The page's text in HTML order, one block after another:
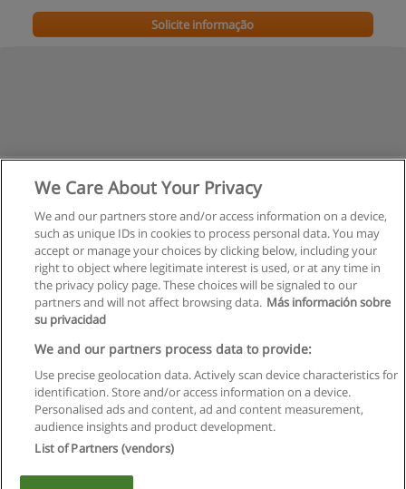
Solicite informação
Regras de uso
Privacidade de dados
Entrar em contato com Educaedu
Copyright © Educaedu Business S.L. - CIF : B-95610580: -
We Care About Your Privacy
We and our partners store and/or access information on a device,
such as unique IDs in cookies to process personal data. You may
accept or manage your choices by clicking below, including your
right to object where legitimate interest is used, or at any time in
the privacy policy page. These choices will be signaled to our
partners and will not affect browsing data. Más información sobre
su privacidad
We and our partners process data to provide:
Use precise geolocation data. Actively scan device characteristics for
identification. Store and/or access information on a device.
Personalised ads and content, ad and content measurement,
audience insights and product development.
List of Partners (vendors)